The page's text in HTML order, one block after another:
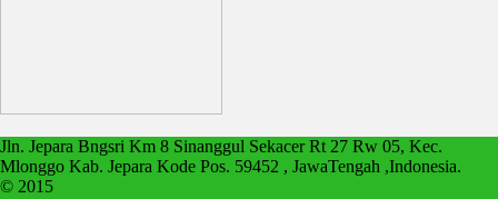
Jln. Jepara Bngsri Km 8 Sinanggul Sekacer Rt 27 Rw 05, Kec.
Mlonggo Kab. Jepara Kode Pos. 59452 , JawaTengah ,Indonesia.
© 2015